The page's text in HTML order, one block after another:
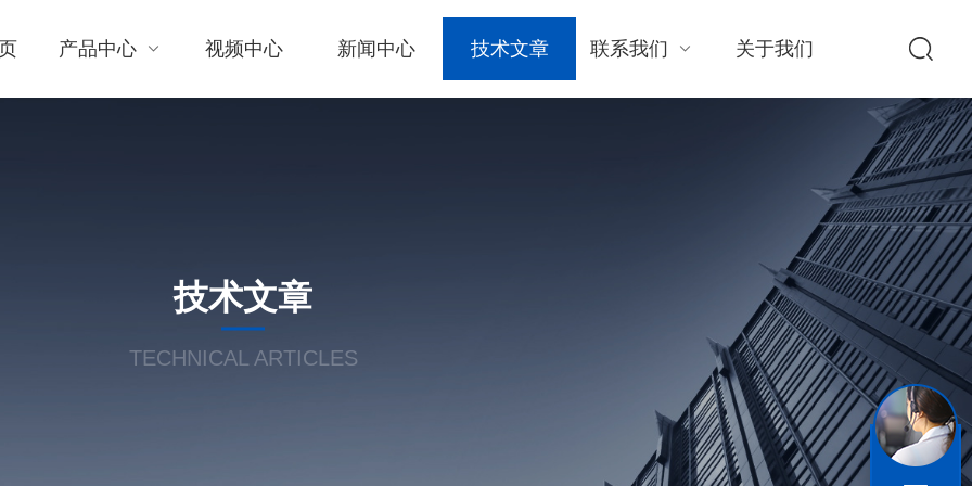
产品中心 视频中心 新闻中心 技术文章 联系我们 关于我们
技术文章
TECHNICAL ARTICLES